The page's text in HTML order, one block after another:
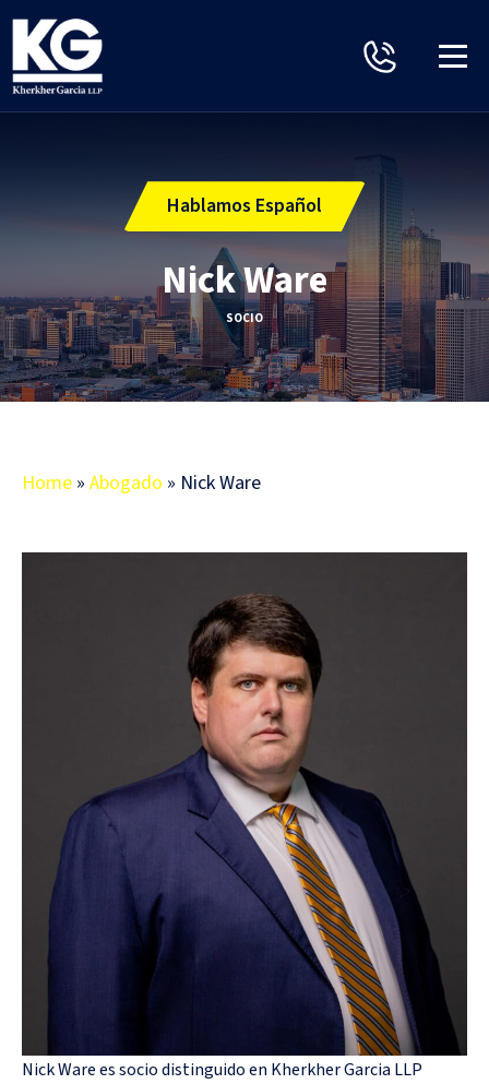
Hablamos Español
Nick Ware
SOCIO
Home » Abogado » Nick Ware
Nick Ware es socio distinguido en Kherkher Garcia LLP